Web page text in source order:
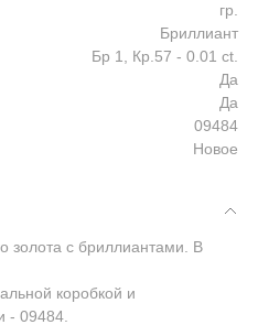
гр.
Бриллиант
Бр 1, Кр.57 - 0.01 ct.
Да
Да
09484
Новое
золота с бриллиантами. В
коробкой и
- 09484.